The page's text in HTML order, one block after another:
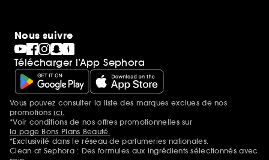
Nous suivre
Télécharger l’App Sephora
Mentions additionnelles
Vous pouvez consulter la liste des marques exclues de nos
promotionsici.
*Voir conditions de nos offres promotionnelles sur
la page Bons Plans Beauté.
*Exclusivité dans le réseau de parfumeries nationales.
Clean at Sephora : Des formules aux ingrédients sélectionnés avec